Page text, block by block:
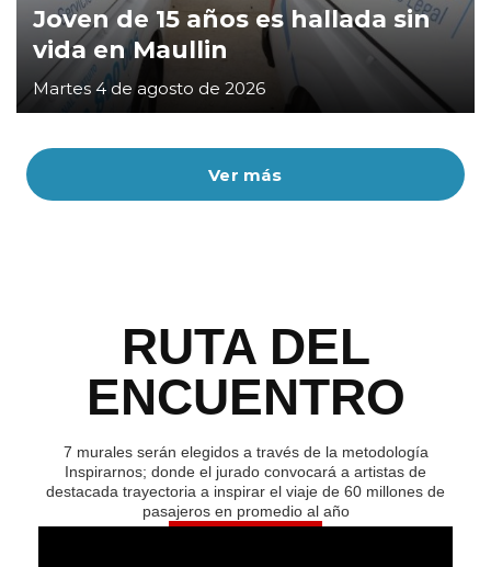
Ver más
Joven de 15 años es hallada sin
vida en Maullin
Martes 4 de agosto de 2026
RUTA DEL
ENCUENTRO
7 murales serán elegidos a través de la metodología
Inspirarnos; donde el jurado convocará a artistas de
destacada trayectoria a inspirar el viaje de 60 millones de
pasajeros en promedio al año